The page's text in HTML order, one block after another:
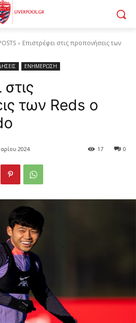
Επιστρέφει στις προπονήσεις των
ΕΝΗΜΕΡΩΣΗ
των Reds ο
2024 0
17